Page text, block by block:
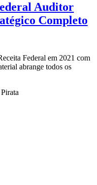
Auditor
Completo
Federal em 2021 com
abrange todos os